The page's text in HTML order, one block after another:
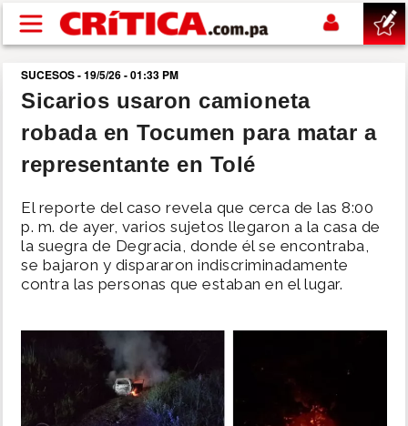
Pasar al contenido principal
buscar
SUCESOS
POLÍTICA
SHOW
MUNDO
SUCESOS - 19/5/26 - 01:33 PM
Sicarios usaron camioneta
robada en Tocumen para matar a
representante en Tolé
El reporte del caso revela que cerca de las 8:00
p. m. de ayer, varios sujetos llegaron a la casa de
la suegra de Degracia, donde él se encontraba,
se bajaron y dispararon indiscriminadamente
contra las personas que estaban en el lugar.